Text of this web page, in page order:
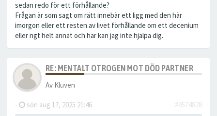
sedan redo för ett förhållande?
Frågan är som sagt om rätt innebär ett ligg med den här
imorgon eller ett resten av livet förhållande om ett decenium
eller ngt helt annat och här kan jag inte hjälpa dig.
RE: MENTALT OTROGEN MOT DÖD PARTNER
Av Kluven
- sön aug 17, 2025 21:46
#9574828